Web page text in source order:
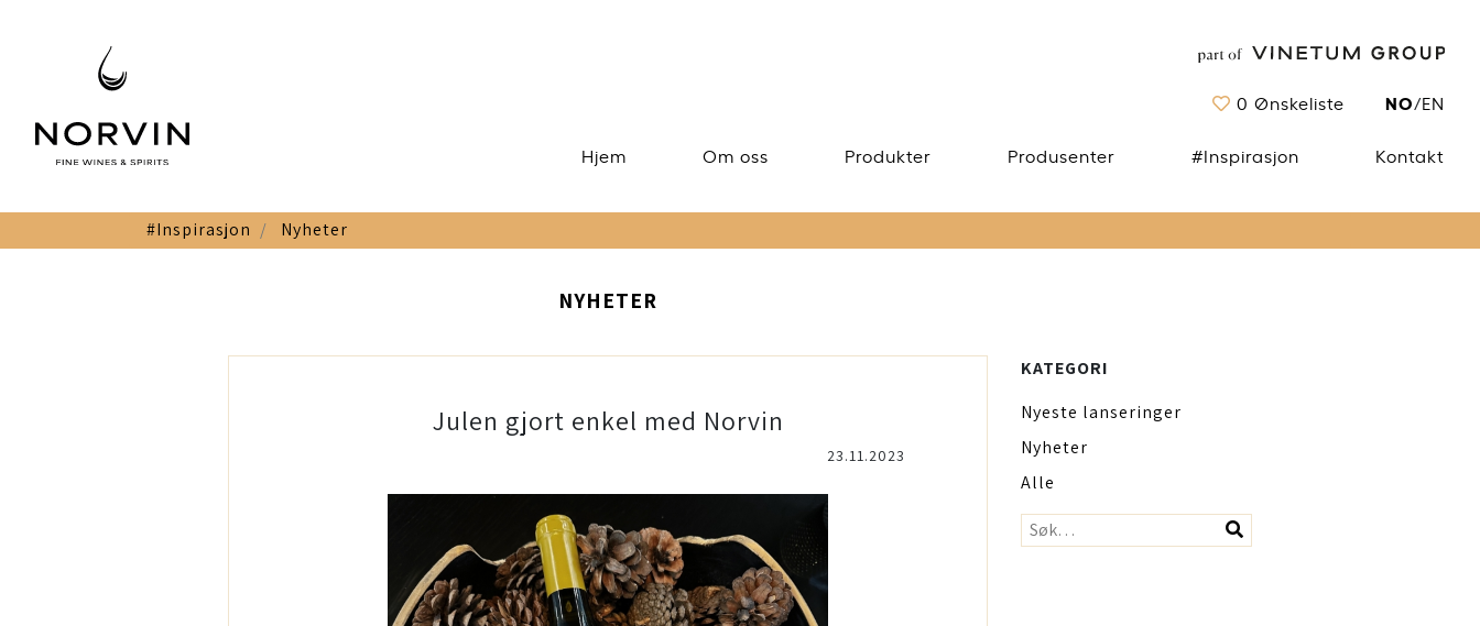
0 Ønskeliste NO/EN
Hjem Om oss Produkter Produsenter #Inspirasjon Kontakt
#Inspirasjon Nyheter
NYHETER
Julen gjort enkel med Norvin
23.11.2023
KATEGORI
Nyeste lanseringer
Nyheter
Alle